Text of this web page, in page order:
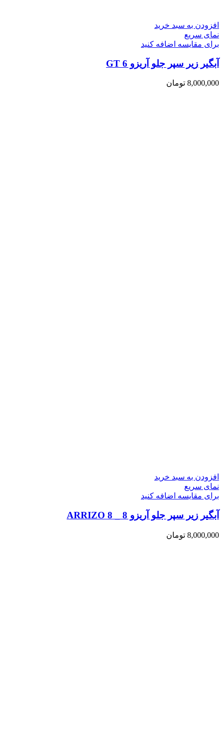
افزودن به سبد خرید
نمای سریع
برای مقایسه اضافه کنید
آبگیر زیر سپر جلو آریزو 6 GT
8,000,000 تومان
افزودن به سبد خرید
نمای سریع
برای مقایسه اضافه کنید
آبگیر زیر سپر جلو آریزو 8 _ ARRIZO 8
8,000,000 تومان